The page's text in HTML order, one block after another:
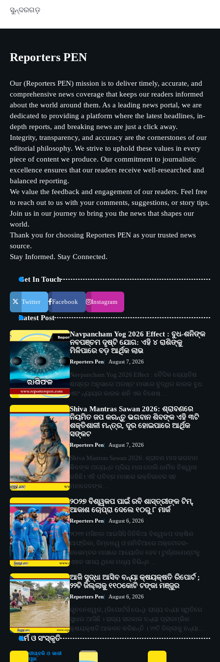
ସୁନ୍ଦରଗଡ଼
Reporters PEN
Our (Reporters PEN) mission is to deliver timely, accurate, and
comprehensive news coverage that keeps our readers informed
about the world around them. As a leading news portal, we are
dedicated to providing a platform where the latest headlines, in-
depth reports, and breaking news are just a click away.
Integrity, transparency, and accuracy are the cornerstones of our
editorial philosophy. We strive to uphold these values in every
piece of content we produce. Our commitment to journalistic
excellence ensures that our readers receive well-researched and
balanced reporting.
We value the feedback and engagement of our readers. Feel free
to reach out to us with your comments, suggestions, or story tips.
Join us in our journey to bring you the news that shapes our
world.
Thank you for choosing Reporters PEN as your trusted news
source.
Stay Informed. Stay Connected.
Get In Touch
Twitter Facebook Instagram
Latest Post
Navpancham Yog 2026 Effect : ବୁଧ-ଶନିଙ୍କ
ନବପଞ୍ଚମ ଦୃଷ୍ଟି ଯୋଗ: ଏହି ୪ ରାଶିଙ୍କୁ
ମିଳିପାରେ ବଡ଼ ଆର୍ଥିକ ଲାଭ
Reporters Pen August 7, 2026
Navpancham Yog 2026 Effect : ବୈଦିକ ଜ୍ୟୋତିଷ
ଶାସ୍ତ୍ର ଅନୁସାରେ ଅଗଷ୍ଟ ମାସରେ ବୁଦ୍ଧିର କାରକ ବୁଧ
ଏବଂ ନ୍ୟାୟର କାରକ ଶନି ଏକ ବିଶେଷ…
Shiva Mantras Sawan 2026: ଶ୍ରାବଣରେ
ନିୟମିତ ଜପ କରନ୍ତୁ ଭଗବାନ ଶିବଙ୍କ ଏହି ୩ଟି
ଶକ୍ତିଶାଳୀ ମନ୍ତ୍ର, ଦୂର ହୋଇପାରେ ଆର୍ଥିକ
ସଙ୍କଟ
Reporters Pen August 7, 2026
Shiva Mantras Sawan 2026: ଶ୍ରାବଣ ମାସ ଭଗବାନ
ଶିବଙ୍କ ଅତ୍ୟନ୍ତ ପ୍ରିୟ ମାସ ବୋଲି ଧାର୍ମିକ ବିଶ୍ୱାସ
ରହିଛି। ଏହି ପବିତ୍ର ମାସରେ ଭକ୍ତିଭାବର ସହ
ମହାଦେବଙ୍କ…
୨୦୨୭ ବିଶ୍ୱକପ ପାଇଁ ରବି ଶାସ୍ତ୍ରୀଙ୍କ ଟିମ୍,
ଆକାଶ ଚୋପ୍ରା ଦେଲେ ୧୦ରୁ ୮ ମାର୍କ
Reporters Pen August 6, 2026
୨୦୨୭ ମସିହାର ଆଇସିସି ଦିନିକିଆ ବିଶ୍ୱକପ ଦକ୍ଷିଣ
ଆଫ୍ରିକା, ଜିମ୍ବାୱେ ଓ ନାମିବିଆରେ ଅକ୍ଟୋବର-
ନଭେମ୍ବର ମାସରେ ଆୟୋଜିତ ହେବ। ଟୁର୍ଣ୍ଣାମେଣ୍ଟକୁ
ଏଖନ ସମୟ ଥିଲେ ମଧ୍ୟ ବିଭିନ୍ନ…
ଆଜି ସୁଦ୍ଧା ଆସିବ ବନ୍ୟା କ୍ଷୟକ୍ଷତି ରିପୋର୍ଟ ;
୨୨ଟି ଜିଲ୍ଲାକୁ ୧୧୦କୋଟି ଟଙ୍କା ମଞ୍ଜୁର
Reporters Pen August 6, 2026
ଭୁବନେଶ୍ୱର, (ରିପୋର୍ଟର୍ସ ପେନ୍‌): ରାଜ୍ୟ ବନ୍ୟା ସ୍ଥିତିରେ
ସୁଧାର ଆସିଛି । ରାଜ୍ୟ ସରକାର ବନ୍ୟା ପ୍ରାରମ୍ଭିକ
କ୍ଷୟକ୍ଷତି ଆକଳନ କରିଛନ୍ତି । ୨୨ଟି ଜିଲ୍ଲାକୁ ବନ୍ୟା…
ଧର୍ମ ଓ ସଂସ୍କୃତି
ଦୀପାବଳି ଓ କାଳୀ
ପୂଜା